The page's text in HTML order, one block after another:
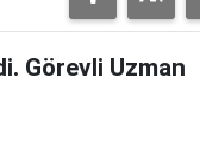
Görevli Uzman